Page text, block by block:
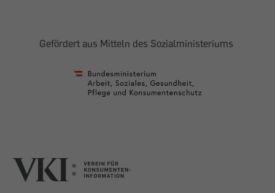
Gefördert aus Mitteln des Sozialministeriums